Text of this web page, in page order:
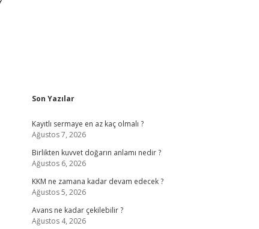
Sidebar
Son Yazılar
Kayıtlı sermaye en az kaç olmalı ?
Ağustos 7, 2026
Birlikten kuvvet doğarın anlamı nedir ?
Ağustos 6, 2026
KKM ne zamana kadar devam edecek ?
Ağustos 5, 2026
Avans ne kadar çekilebilir ?
Ağustos 4, 2026